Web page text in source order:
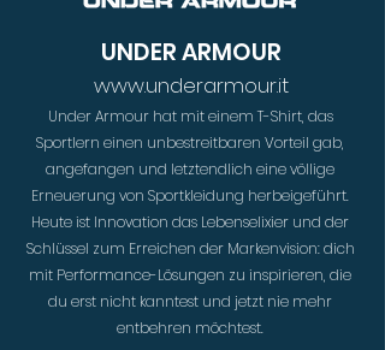
UNDER ARMOUR
www.underarmour.it
Under Armour hat mit einem T-Shirt, das
Sportlern einen unbestreitbaren Vorteil gab,
angefangen und letztendlich eine völlige
Erneuerung von Sportkleidung herbeigeführt.
Heute ist Innovation das Lebenselixier und der
Schlüssel zum Erreichen der Markenvision: dich
mit Performance-Lösungen zu inspirieren, die
du erst nicht kanntest und jetzt nie mehr
entbehren möchtest.